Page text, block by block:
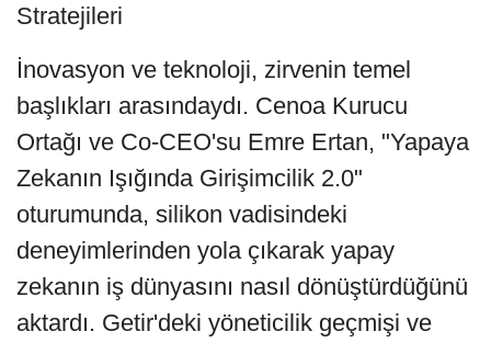
Stratejileri
İnovasyon ve teknoloji, zirvenin temel
başlıkları arasındaydı. Cenoa Kurucu
Ortağı ve Co-CEO'su Emre Ertan, "Yapaya
Zekanın Işığında Girişimcilik 2.0"
oturumunda, silikon vadisindeki
deneyimlerinden yola çıkarak yapay
zekanın iş dünyasını nasıl dönüştürdüğünü
aktardı. Getir'deki yöneticilik geçmişi ve